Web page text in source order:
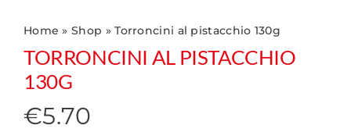
Home »Shop »Torroncini al pistacchio 130g
TORRONCINI AL PISTACCHIO
130G
€5.70